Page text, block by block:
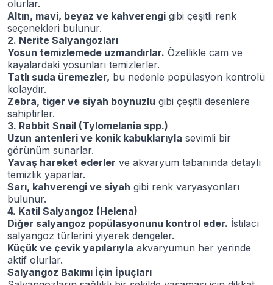
olurlar.
Altın, mavi, beyaz ve kahverengi gibi çeşitli renk
seçenekleri bulunur.
2. Nerite Salyangozları
Yosun temizlemede uzmandırlar. Özellikle cam ve
kayalardaki yosunları temizlerler.
Tatlı suda üremezler, bu nedenle popülasyon kontrolü
kolaydır.
Zebra, tiger ve siyah boynuzlu gibi çeşitli desenlere
sahiptirler.
3. Rabbit Snail (Tylomelania spp.)
Uzun antenleri ve konik kabuklarıyla sevimli bir
görünüm sunarlar.
Yavaş hareket ederler ve akvaryum tabanında detaylı
temizlik yaparlar.
Sarı, kahverengi ve siyah gibi renk varyasyonları
bulunur.
4. Katil Salyangoz (Helena)
Diğer salyangoz popülasyonunu kontrol eder. İstilacı
salyangoz türlerini yiyerek dengeler.
Küçük ve çevik yapılarıyla akvaryumun her yerinde
aktif olurlar.
Salyangoz Bakımı İçin İpuçları